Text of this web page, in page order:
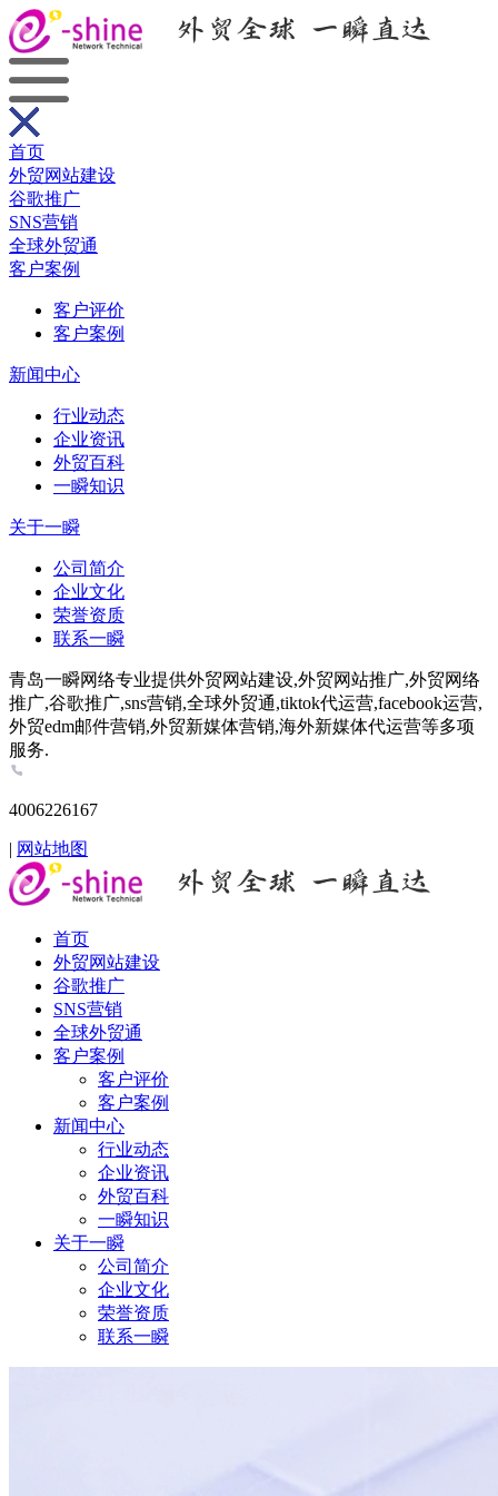
首页
外贸网站建设
谷歌推广
SNS营销
全球外贸通
客户案例
客户评价
客户案例
新闻中心
行业动态
企业资讯
外贸百科
一瞬知识
关于一瞬
公司简介
企业文化
荣誉资质
联系一瞬
青岛一瞬网络专业提供外贸网站建设,外贸网站推广,外贸网络
推广,谷歌推广,sns营销,全球外贸通,tiktok代运营,facebook运营,
外贸edm邮件营销,外贸新媒体营销,海外新媒体代运营等多项
服务.
4006226167
| 网站地图
首页
外贸网站建设
谷歌推广
SNS营销
全球外贸通
客户案例
客户评价
客户案例
新闻中心
行业动态
企业资讯
外贸百科
一瞬知识
关于一瞬
公司简介
企业文化
荣誉资质
联系一瞬